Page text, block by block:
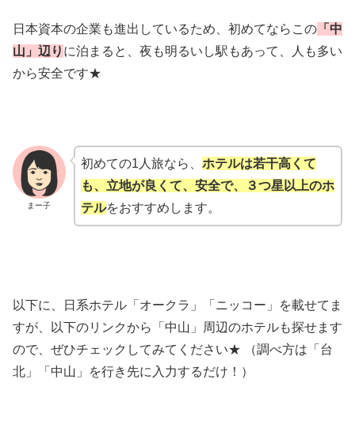
日本資本の企業も進出しているため、初めてならこの 「中
山」辺り に泊まると、夜も明るいし駅もあって、人も多い
から安全です★
まー子
初めての1人旅なら、 ホテルは若干高くて
も、立地が良くて、安全で、３つ星以上のホ
テルをおすすめします。
以下に、日系ホテル「オークラ」「ニッコー」を載せてま
すが、以下のリンクから「中山」周辺のホテルも探せます
ので、ぜひチェックしてみてください★ （調べ方は「台
北」「中山」を行き先に入力するだけ！）